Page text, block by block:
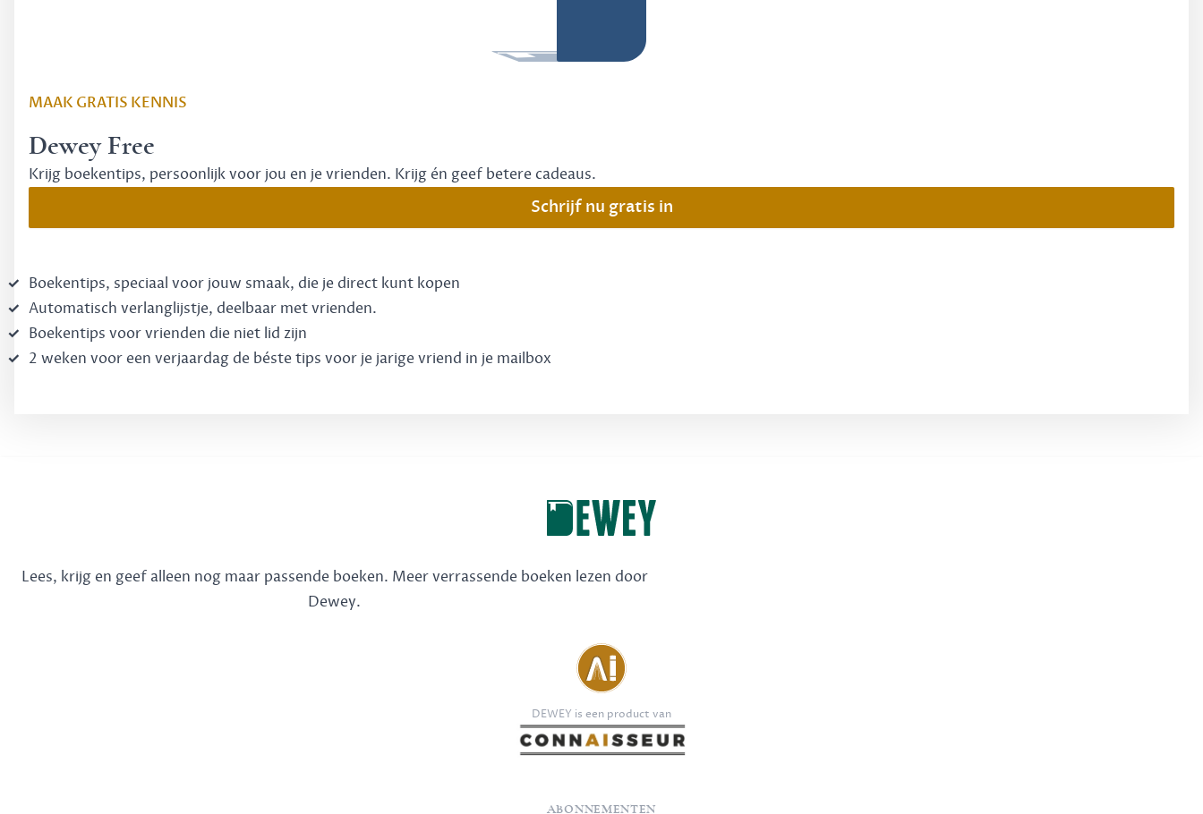
MAAK GRATIS KENNIS
Dewey Free
Krijg boekentips, persoonlijk voor jou en je vrienden. Krijg én geef betere cadeaus.
Schrijf nu gratis in
Boekentips, speciaal voor jouw smaak, die je direct kunt kopen
Automatisch verlanglijstje, deelbaar met vrienden.
Boekentips voor vrienden die niet lid zijn
2 weken voor een verjaardag de béste tips voor je jarige vriend in je mailbox
Lees, krijg en geef alleen nog maar passende boeken. Meer verrassende boeken lezen door
Dewey.
DEWEY is een product van
ABONNEMENTEN